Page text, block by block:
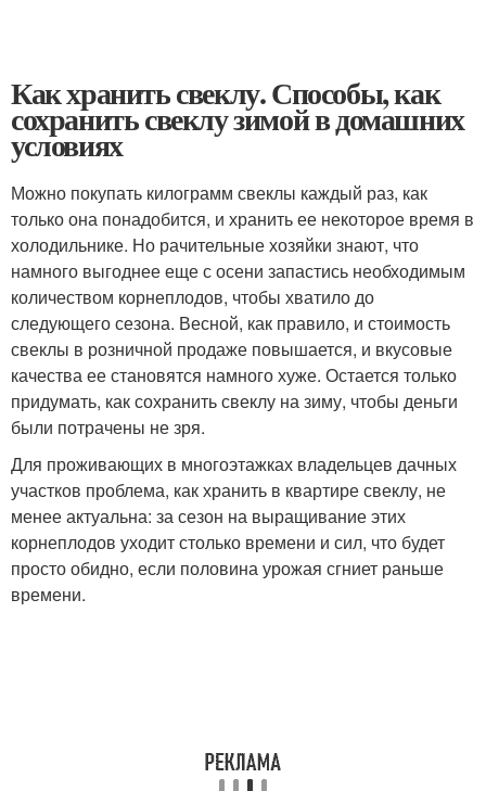
Как хранить свеклу. Способы, как
сохранить свеклу зимой в домашних
условиях
Можно покупать килограмм свеклы каждый раз, как
только она понадобится, и хранить ее некоторое время в
холодильнике. Но рачительные хозяйки знают, что
намного выгоднее еще с осени запастись необходимым
количеством корнеплодов, чтобы хватило до
следующего сезона. Весной, как правило, и стоимость
свеклы в розничной продаже повышается, и вкусовые
качества ее становятся намного хуже. Остается только
придумать, как сохранить свеклу на зиму, чтобы деньги
были потрачены не зря.
Для проживающих в многоэтажках владельцев дачных
участков проблема, как хранить в квартире свеклу, не
менее актуальна: за сезон на выращивание этих
корнеплодов уходит столько времени и сил, что будет
просто обидно, если половина урожая сгниет раньше
времени.